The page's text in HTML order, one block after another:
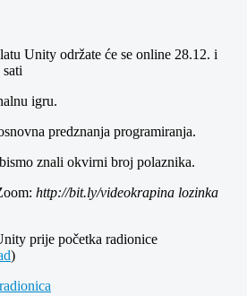
Unity održate će se online 28.12. i
igru.
predznanja programiranja.
znali okvirni broj polaznika.
http://bit.ly/videokrapina lozinka
prije početka radionice
)